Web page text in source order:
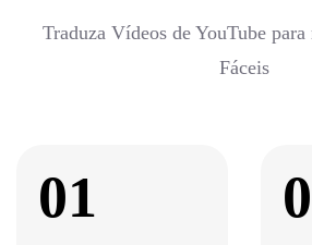
Traduza Vídeos de YouTube para
Fáceis
01